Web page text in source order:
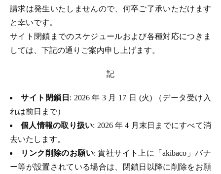
請求は発生いたしませんので、何卒ご了承いただけます
と幸いです。
サイト閉鎖までのスケジュールおよび各種対応につきま
しては、下記の通りご案内申し上げます。
記
サイト閉鎖日 : 2026 年 3 月 17 日 (火) （データ受け入
れは前日まで）
個人情報の取り扱い: 2026 年 4 月末日までにすべて消
去いたします。
リンク削除のお願い: 貴社サイト上に「akibaco」バナ
ー等が設置されている場合は、閉鎖日以降に削除をお願